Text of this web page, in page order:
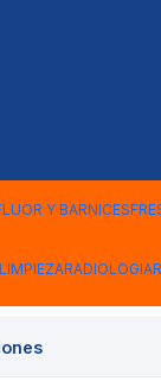
Y BARNICES
RADIOLOGIA